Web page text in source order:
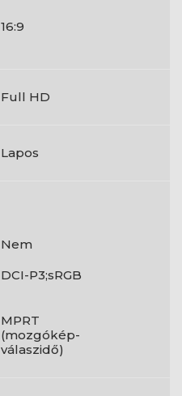
16:9
Full HD
Lapos
Nem
DCI-P3;sRGB
MPRT
(mozgókép-
válaszidő)